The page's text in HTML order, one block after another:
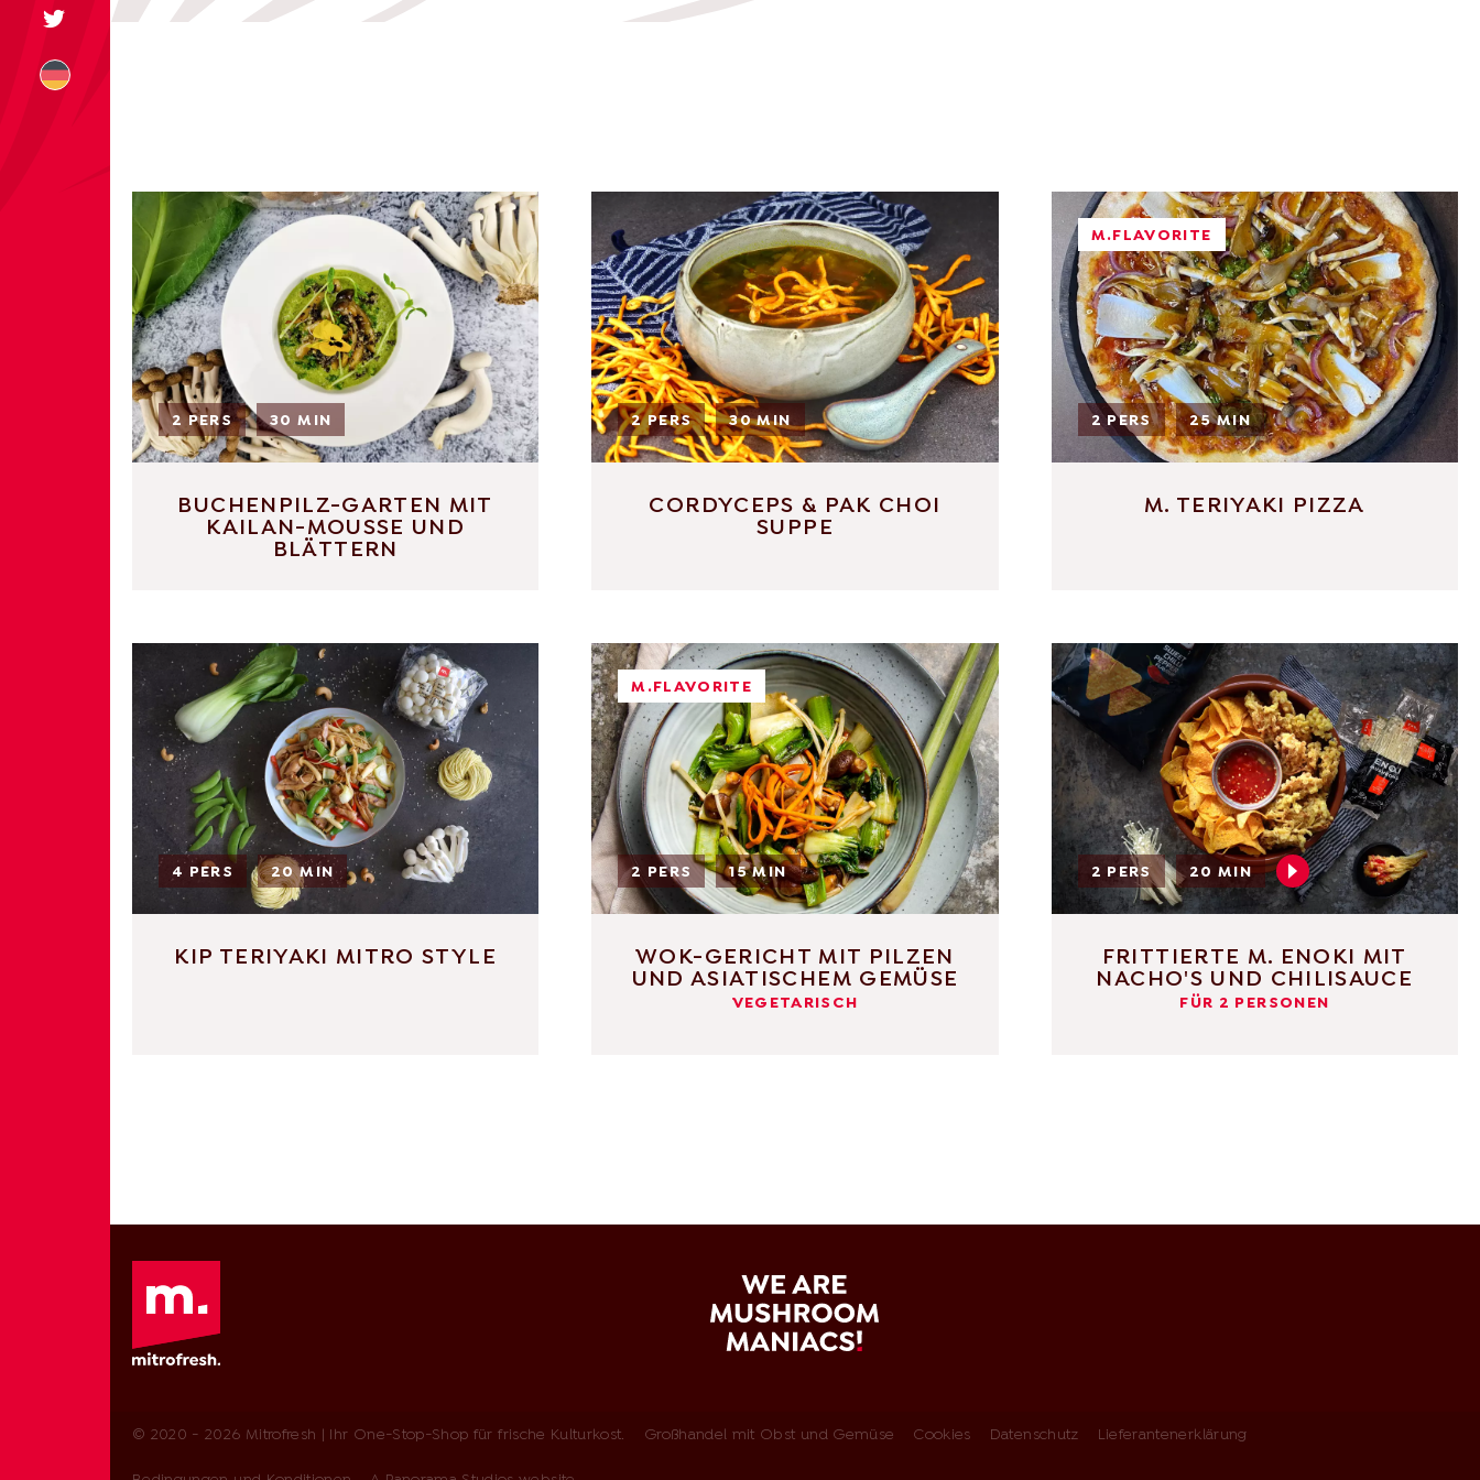
2 PERS 30 MIN
BUCHENPILZ-GARTEN MIT
KAILAN-MOUSSE UND
BLÄTTERN
2 PERS 30 MIN
CORDYCEPS & PAK CHOI
SUPPE
M.FLAVORITE
2 PERS 25 MIN
M. TERIYAKI PIZZA
4 PERS 20 MIN
KIP TERIYAKI MITRO STYLE
M.FLAVORITE
2 PERS 15 MIN
WOK-GERICHT MIT PILZEN
UND ASIATISCHEM GEMÜSE
VEGETARISCH
2 PERS 20 MIN
FRITTIERTE M. ENOKI MIT
NACHO'S UND CHILISAUCE
FÜR 2 PERSONEN
© 2020 - 2026 Mitrofresh | Ihr One-Stop-Shop für frische Kulturkost. Großhandel mit Obst und Gemüse Cookies Datenschutz Lieferantenerklärung